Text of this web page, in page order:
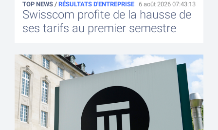
TOP NEWS / RÉSULTATS D'ENTREPRISE 6 août 2026 07:43:13
Swisscom profite de la hausse de
ses tarifs au premier semestre